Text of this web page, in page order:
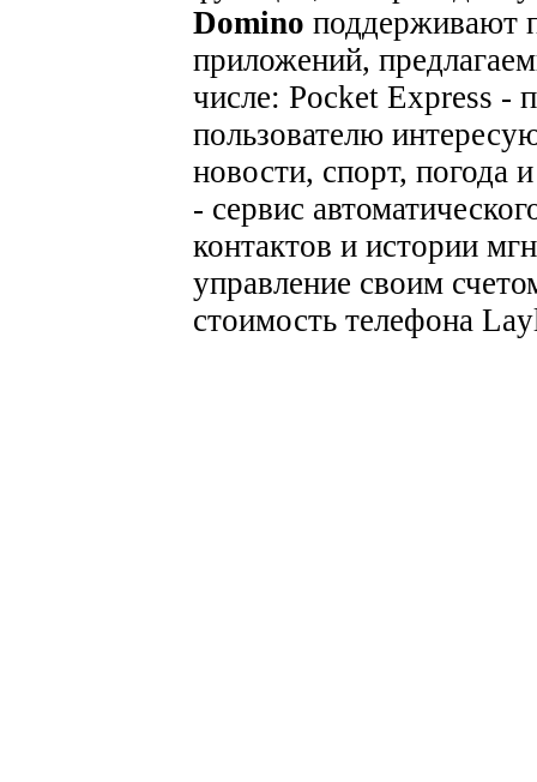
Domino поддерживают
приложений,
числе: Pocket Express -
пользователю
новости, спорт, погода
- сервис
контактов и истории
управление своим
стоимость телефона